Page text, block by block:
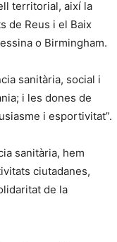
territorial, així la
de Reus i el Baix
o Birmingham.
sanitària, social i
i les dones de
i esportivitat”.
sanitària, hem
ciutadanes,
de la